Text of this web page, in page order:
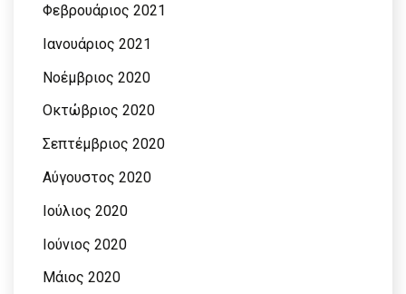
Φεβρουάριος 2021
Ιανουάριος 2021
Νοέμβριος 2020
Οκτώβριος 2020
Σεπτέμβριος 2020
Αύγουστος 2020
Ιούλιος 2020
Ιούνιος 2020
Μάιος 2020